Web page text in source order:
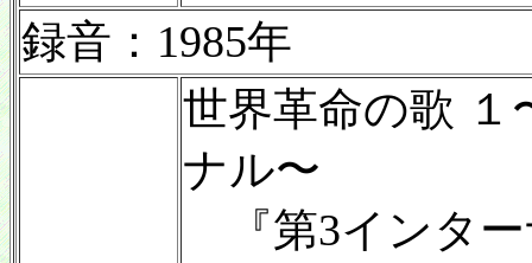
録音：1985年
世界革命の歌
ナル〜
『第3インタ